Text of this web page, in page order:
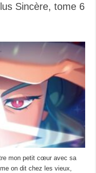
Sincère, tome 6
mon petit cœur avec sa
on dit chez les vieux,